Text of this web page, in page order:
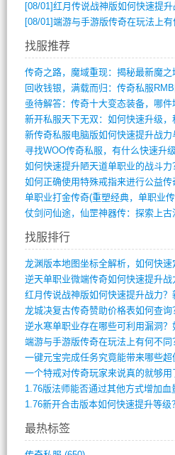
[08/01]红月传说战神版如何快速提升战力？新手攻略
[08/01]端游与手游版传奇在玩法上有何
找服推荐
如何快速提升陋天道单职业的战斗力
找服排行
龙城决复古传奇赞助价格表如何查询
端游与手游版传奇在玩法上有何不同
1.76版法师能否通过其他方式增加血
1.76新开合击版本如何快速提升等级
最热标签